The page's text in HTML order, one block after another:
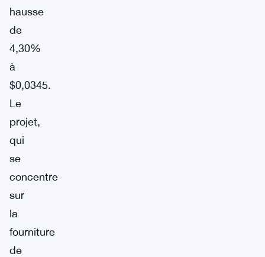
hausse
de
4,30%
à
$0,0345.
Le
projet,
qui
se
concentre
sur
la
fourniture
de